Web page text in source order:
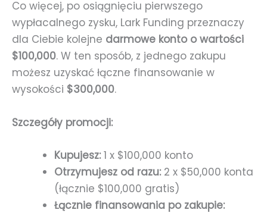
Co więcej, po osiągnięciu pierwszego
wypłacalnego zysku, Lark Funding przeznaczy
dla Ciebie kolejne darmowe konto o wartości
$100,000. W ten sposób, z jednego zakupu
możesz uzyskać łączne finansowanie w
wysokości $300,000.
Szczegóły promocji:
Kupujesz:1 x $100,000 konto
Otrzymujesz od razu:2 x $50,000 konta
(łącznie $100,000 gratis)
Łącznie finansowania po zakupie: